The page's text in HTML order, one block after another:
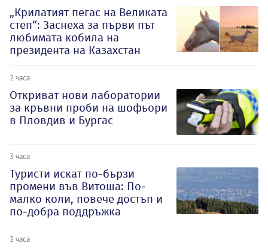
„Крилатият пегас на Великата
степ“: Заснеха за първи път
любимата кобила на
президента на Казахстан
2 часа
Откриват нови лаборатории
за кръвни проби на шофьори
в Пловдив и Бургас
3 часа
Туристи искат по-бързи
промени във Витоша: По-
малко коли, повече достъп и
по-добра поддръжка
3 часа